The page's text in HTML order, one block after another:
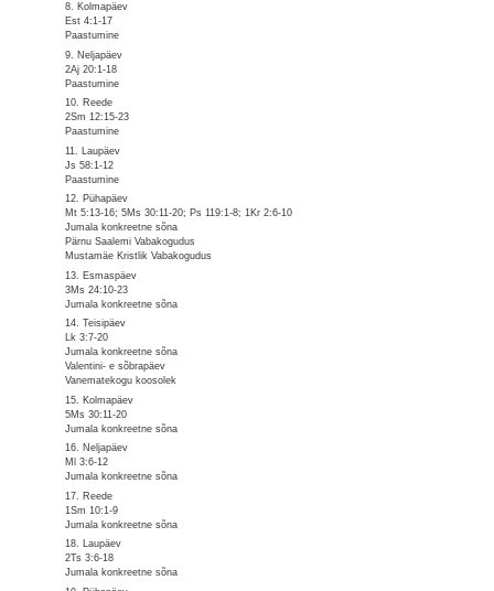
8. Kolmapäev
Est 4:1-17
Paastumine
9. Neljapäev
2Aj 20:1-18
Paastumine
10. Reede
2Sm 12:15-23
Paastumine
11. Laupäev
Js 58:1-12
Paastumine
12. Pühapäev
Mt 5:13-16; 5Ms 30:11-20; Ps 119:1-8; 1Kr 2:6-10
Jumala konkreetne sõna
Pärnu Saalemi Vabakogudus
Mustamäe Kristlik Vabakogudus
13. Esmaspäev
3Ms 24:10-23
Jumala konkreetne sõna
14. Teisipäev
Lk 3:7-20
Jumala konkreetne sõna
Valentini- e sõbrapäev
Vanematekogu koosolek
15. Kolmapäev
5Ms 30:11-20
Jumala konkreetne sõna
16. Neljapäev
Ml 3:6-12
Jumala konkreetne sõna
17. Reede
1Sm 10:1-9
Jumala konkreetne sõna
18. Laupäev
2Ts 3:6-18
Jumala konkreetne sõna